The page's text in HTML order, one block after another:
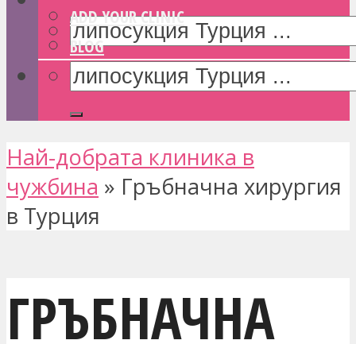
ADD YOUR CLINIC
BLOG
Най-добрата клиника в
чужбина » Гръбначна хирургия
в Турция
ГРЪБНАЧНА